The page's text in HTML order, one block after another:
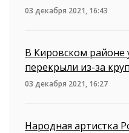
03 декабря 2021, 16:43
В Кировском районе
перекрыли из-за
03 декабря 2021, 16:27
Народная артистка